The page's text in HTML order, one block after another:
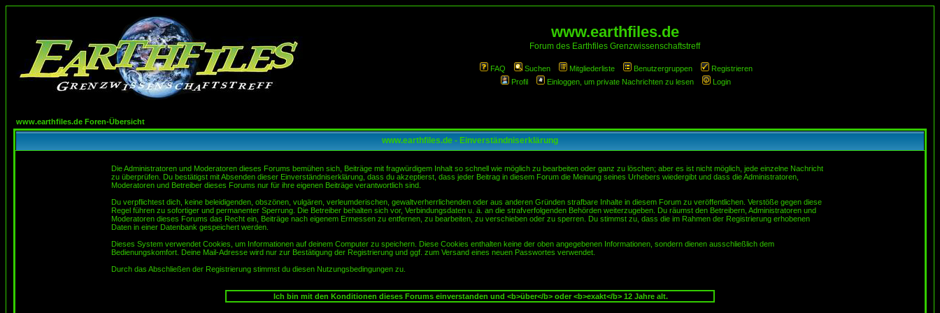
www.earthfiles.de
Forum des Earthfiles Grenzwissenschaftstreff
FAQ Suchen Mitgliederliste Benutzergruppen
Registrieren
Profil
Einloggen, um private Nachrichten zu lesen Login
www.earthfiles.de Foren-Übersicht
www.earthfiles.de - Einverständniserklärung
Die Administratoren und Moderatoren dieses Forums bemühen sich, Beiträge mit fragwürdigem Inhalt so schnell wie möglich zu bearbeiten oder ganz zu löschen; aber es ist nicht möglich, jede einzelne Nachricht
zu überprüfen. Du bestätigst mit Absenden dieser Einverständniserklärung, dass du akzeptierst, dass jeder Beitrag in diesem Forum die Meinung seines Urhebers wiedergibt und dass die Administratoren,
Moderatoren und Betreiber dieses Forums nur für ihre eigenen Beiträge verantwortlich sind.
Du verpflichtest dich, keine beleidigenden, obszönen, vulgären, verleumderischen, gewaltverherrlichenden oder aus anderen Gründen strafbare Inhalte in diesem Forum zu veröffentlichen. Verstöße gegen diese
Regel führen zu sofortiger und permanenter Sperrung. Die Betreiber behalten sich vor, Verbindungsdaten u. ä. an die strafverfolgenden Behörden weiterzugeben. Du räumst den Betreibern, Administratoren und
Moderatoren dieses Forums das Recht ein, Beiträge nach eigenem Ermessen zu entfernen, zu bearbeiten, zu verschieben oder zu sperren. Du stimmst zu, dass die im Rahmen der Registrierung erhobenen
Daten in einer Datenbank gespeichert werden.
Dieses System verwendet Cookies, um Informationen auf deinem Computer zu speichern. Diese Cookies enthalten keine der oben angegebenen Informationen, sondern dienen ausschließlich dem
Bedienungskomfort. Deine Mail-Adresse wird nur zur Bestätigung der Registrierung und ggf. zum Versand eines neuen Passwortes verwendet.
Durch das Abschließen der Registrierung stimmst du diesen Nutzungsbedingungen zu.